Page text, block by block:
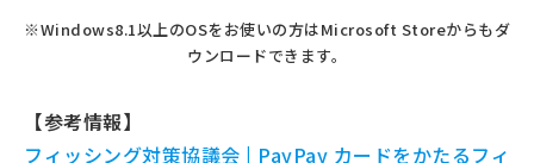
※Windows8.1以上のOSをお使いの方はMicrosoft Storeからもダ
ウンロードできます。
【参考情報】
フィッシング対策協議会 | PayPay カードをかたるフィ